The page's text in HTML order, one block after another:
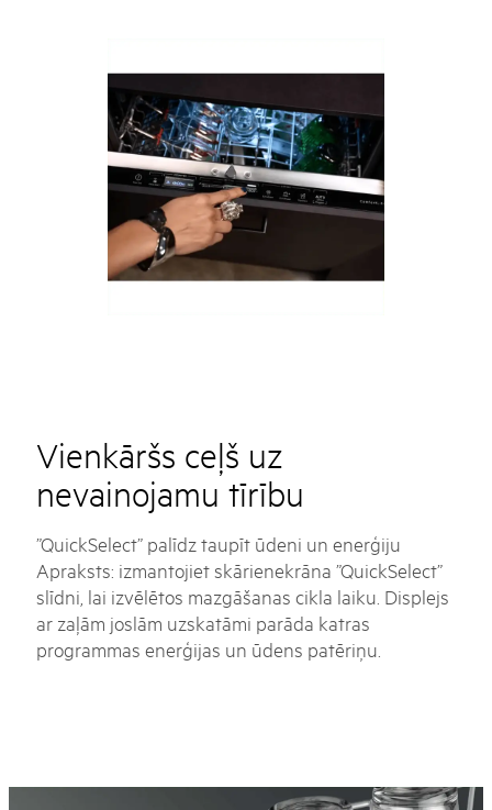
Vienkāršs ceļš uz
nevainojamu tīrību
”QuickSelect” palīdz taupīt ūdeni un enerģiju
Apraksts: izmantojiet skārienekrāna ”QuickSelect”
slīdni, lai izvēlētos mazgāšanas cikla laiku. Displejs
ar zaļām joslām uzskatāmi parāda katras
programmas enerģijas un ūdens patēriņu.